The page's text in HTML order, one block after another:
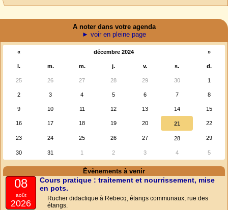
A noter dans votre agenda
► voir en pleine page
« décembre 2024 »
l. m. m. j. v. s. d.
25 26 27 28 29 30 1
2 3 4 5 6 7 8
9 10 11 12 13 14 15
16 17 18 19 20 21 22
23 24 25 26 27 28 29
30 31 1 2 3 4 5
Évènements à venir
08
août
2026
Cours pratique : traitement et nourrissement, mise
en pots.
Rucher didactique à Rebecq, étangs communaux, rue des
étangs.